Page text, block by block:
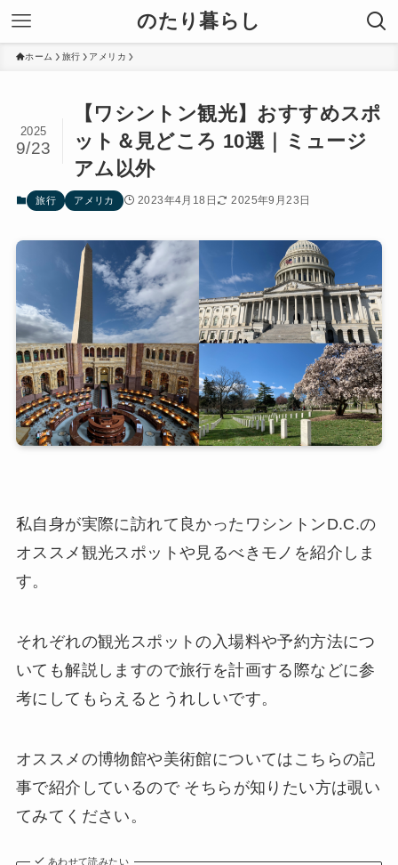
のたり暮らし
ホーム 旅行 アメリカ
【ワシントン観光】おすすめスポ
ット＆見どころ 10選｜ミュージ
アム以外
2025
9/23
旅行 アメリカ 2023年4月18日 2025年9月23日
私自身が実際に訪れて良かったワシントンD.C.の
オススメ観光スポットや見るべきモノを紹介しま
す。
それぞれの観光スポットの入場料や予約方法につ
いても解説しますので旅行を計画する際などに参
考にしてもらえるとうれしいです。
オススメの博物館や美術館についてはこちらの記
事で紹介しているので そちらが知りたい方は覗い
てみてください。
あわせて読みたい